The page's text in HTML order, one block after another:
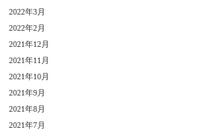
2022年3月
2022年2月
2021年12月
2021年11月
2021年10月
2021年9月
2021年8月
2021年7月